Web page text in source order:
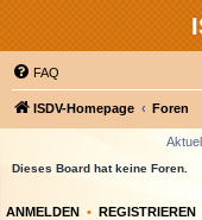
FAQ
ISDV-Homepage Foren
Dieses Board hat keine Foren.
ANMELDEN • REGISTRIEREN